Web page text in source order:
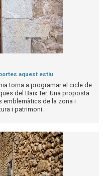
aquest estiu
torna a programar el cicle de
del Baix Ter. Una proposta
emblemàtics de la zona i
i patrimoni.